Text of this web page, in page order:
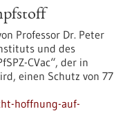
Professor Dr. Peter
und des
CVac“, der in
einen Schutz von 77
hoffnung-auf-